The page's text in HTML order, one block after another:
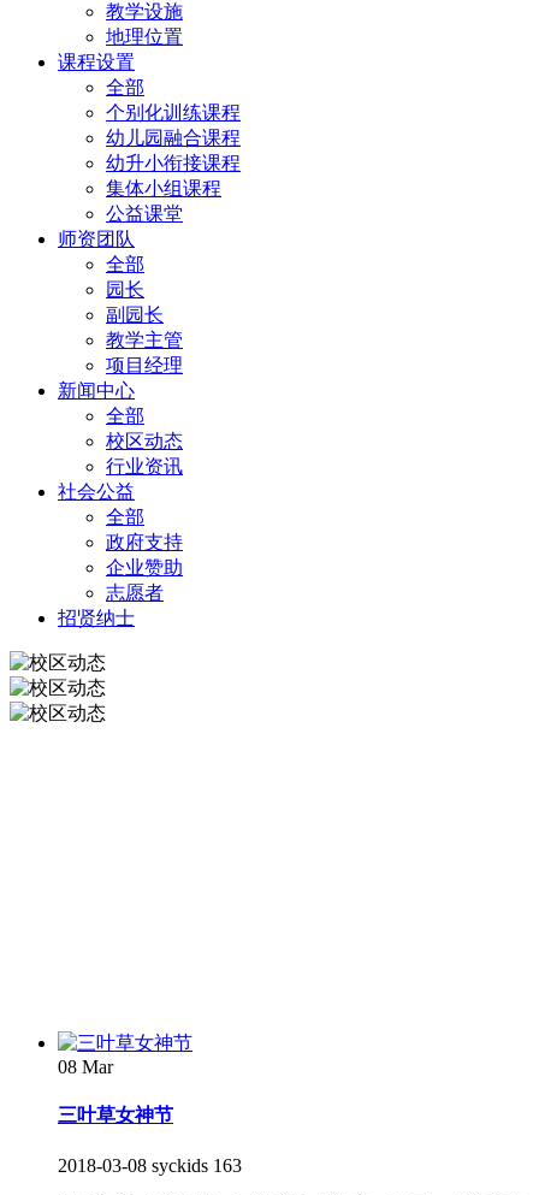
教学设施
地理位置
课程设置
全部
个别化训练课程
幼儿园融合课程
幼升小衔接课程
集体小组课程
公益课堂
师资团队
全部
园长
副园长
教学主管
项目经理
新闻中心
全部
校区动态
行业资讯
社会公益
全部
政府支持
企业赞助
志愿者
招贤纳士
08 Mar
三叶草女神节
2018-03-08 syckids 163